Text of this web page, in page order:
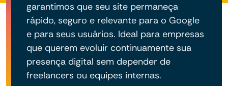
garantimos que seu site permaneça
rápido, seguro e relevante para o Google
e para seus usuários. Ideal para empresas
que querem evoluir continuamente sua
presença digital sem depender de
freelancers ou equipes internas.